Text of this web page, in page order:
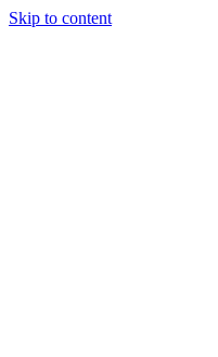
Skip to content